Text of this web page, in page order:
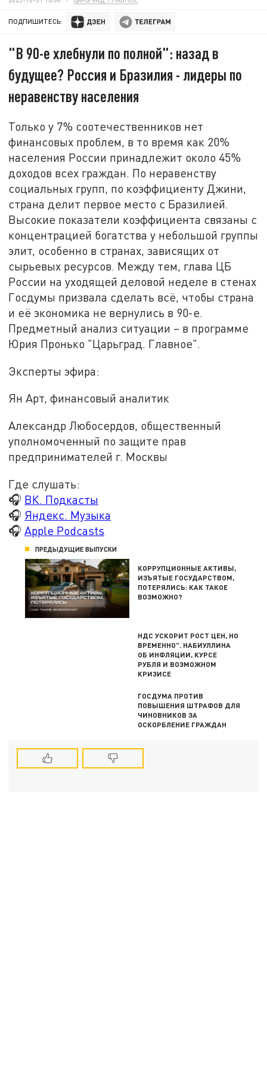
ПОДПИШИТЕСЬ:
"В 90-е хлебнули по полной": назад в
будущее? Россия и Бразилия - лидеры по
неравенству населения
Только у 7% соотечественников нет
финансовых проблем, в то время как 20%
населения России принадлежит около 45%
доходов всех граждан. По неравенству
социальных групп, по коэффициенту Джини,
страна делит первое место с Бразилией.
Высокие показатели коэффициента связаны с
концентрацией богатства у небольшой группы
элит, особенно в странах, зависящих от
сырьевых ресурсов. Между тем, глава ЦБ
России на уходящей деловой неделе в стенах
Госдумы призвала сделать всё, чтобы страна
и её экономика не вернулись в 90-е.
Предметный анализ ситуации – в программе
Юрия Пронько "Царьград. Главное".
Эксперты эфира:
Ян Арт, финансовый аналитик
Александр Любосердов, общественный
уполномоченный по защите прав
предпринимателей г. Москвы
Где слушать:
🎧 ВК. Подкасты
🎧 Яндекс. Музыка
🎧Apple Podcasts
ПРЕДЫДУЩИЕ ВЫПУСКИ
КОРРУПЦИОННЫЕ АКТИВЫ,
ИЗЪЯТЫЕ ГОСУДАРСТВОМ,
ПОТЕРЯЛИСЬ: КАК ТАКОЕ
ВОЗМОЖНО?
НДС УСКОРИТ РОСТ ЦЕН, НО
ВРЕМЕННО". НАБИУЛЛИНА
ОБ ИНФЛЯЦИИ, КУРСЕ
РУБЛЯ И ВОЗМОЖНОМ
КРИЗИСЕ
ГОСДУМА ПРОТИВ
ПОВЫШЕНИЯ ШТРАФОВ ДЛЯ
ЧИНОВНИКОВ ЗА
ОСКОРБЛЕНИЕ ГРАЖДАН